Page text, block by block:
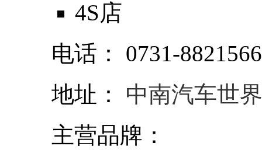
4S店
电话：
0731-
地址：
中南汽车世
主营品牌：